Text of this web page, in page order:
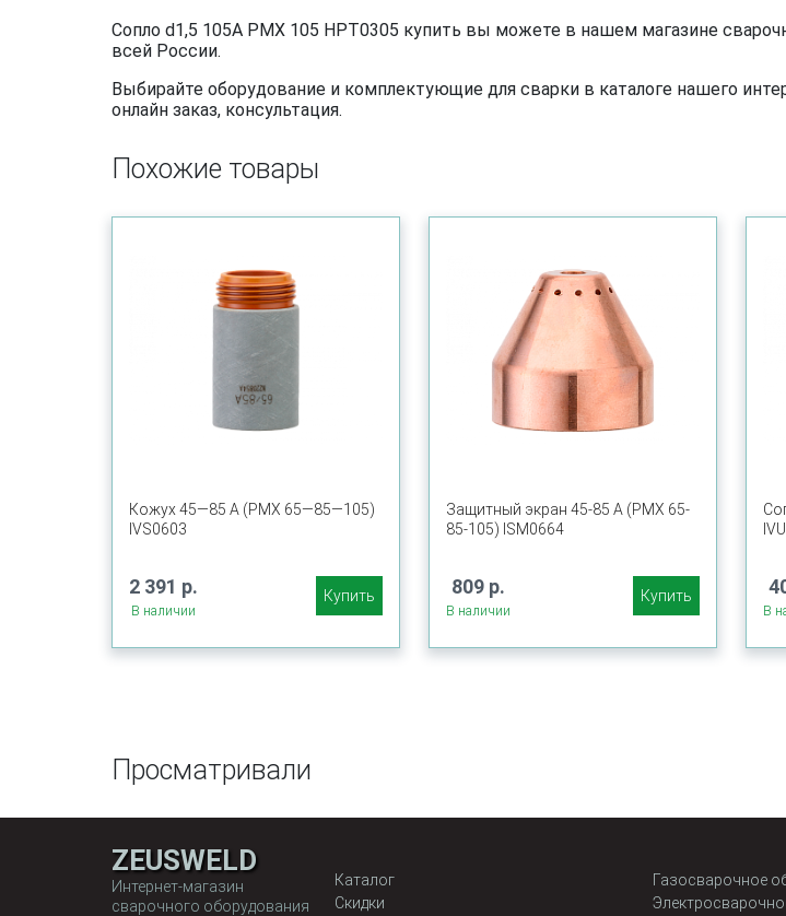
Сопло d1,5 105A PMX 105 HPT0305 купить вы можете в нашем магазине
всей России.
Выбирайте оборудование и комплектующие для сварки в каталоге нашего
онлайн заказ, консультация.
Похожие товары
Кожух 45—85 А (PMX 65—85—105)
IVS0603
2 391 р.
В наличии
Купить
Защитный экран 45-85 А (PMX 65-
85-105) ISM0664
809 р.
В наличии
Купить
В
Просматривали
ZEUSWELD
Интернет-магазин
сварочного оборудования
Каталог
Скидки
Газосварочное